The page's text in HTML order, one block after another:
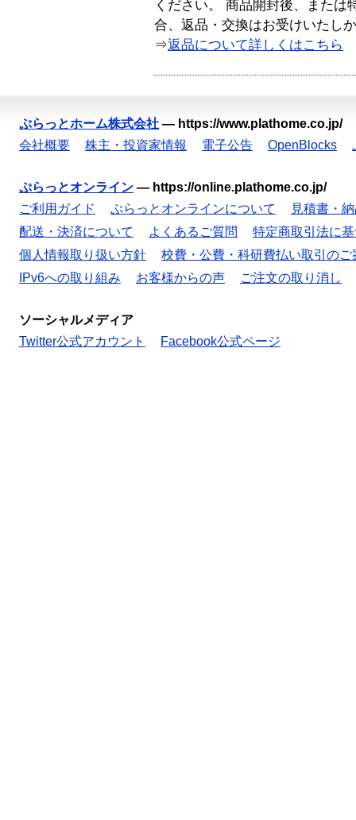
ください。 商品開封後、または
合、返品・交換はお受けいたし
⇒返品について詳しくはこちら
ぷらっとホーム株式会社 — https://www.plathome.co.jp/
会社概要
株主・投資家情報 電子公告 OpenBlocks
ぷらっとオンライン — https://online.plathome.co.jp/
ご利用ガイド
ぷらっとオンラインについて
見積書・
配送・決済について
よくあるご質問
特定商取引法に
個人情報取り扱い方針
校費・公費・科研費払い取引のご
IPv6への取り組み
お客様からの声 ご注文の取り消し
ソーシャルメディア
Twitter公式アカウント
Facebook公式ページ